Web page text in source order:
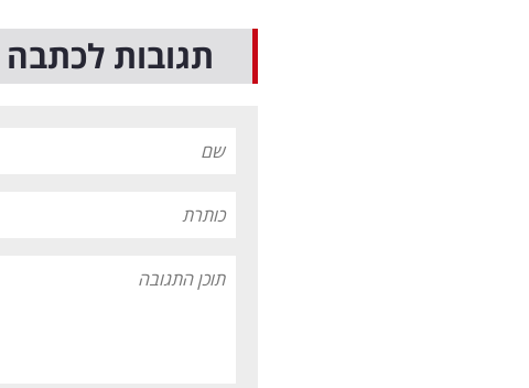
תגובות לכתבה